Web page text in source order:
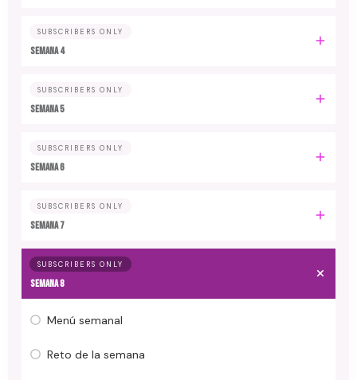
SUBSCRIBERS ONLY
Semana 4
SUBSCRIBERS ONLY
Semana 5
SUBSCRIBERS ONLY
Semana 6
SUBSCRIBERS ONLY
Semana 7
SUBSCRIBERS ONLY
Semana 8
Menú semanal
Reto de la semana